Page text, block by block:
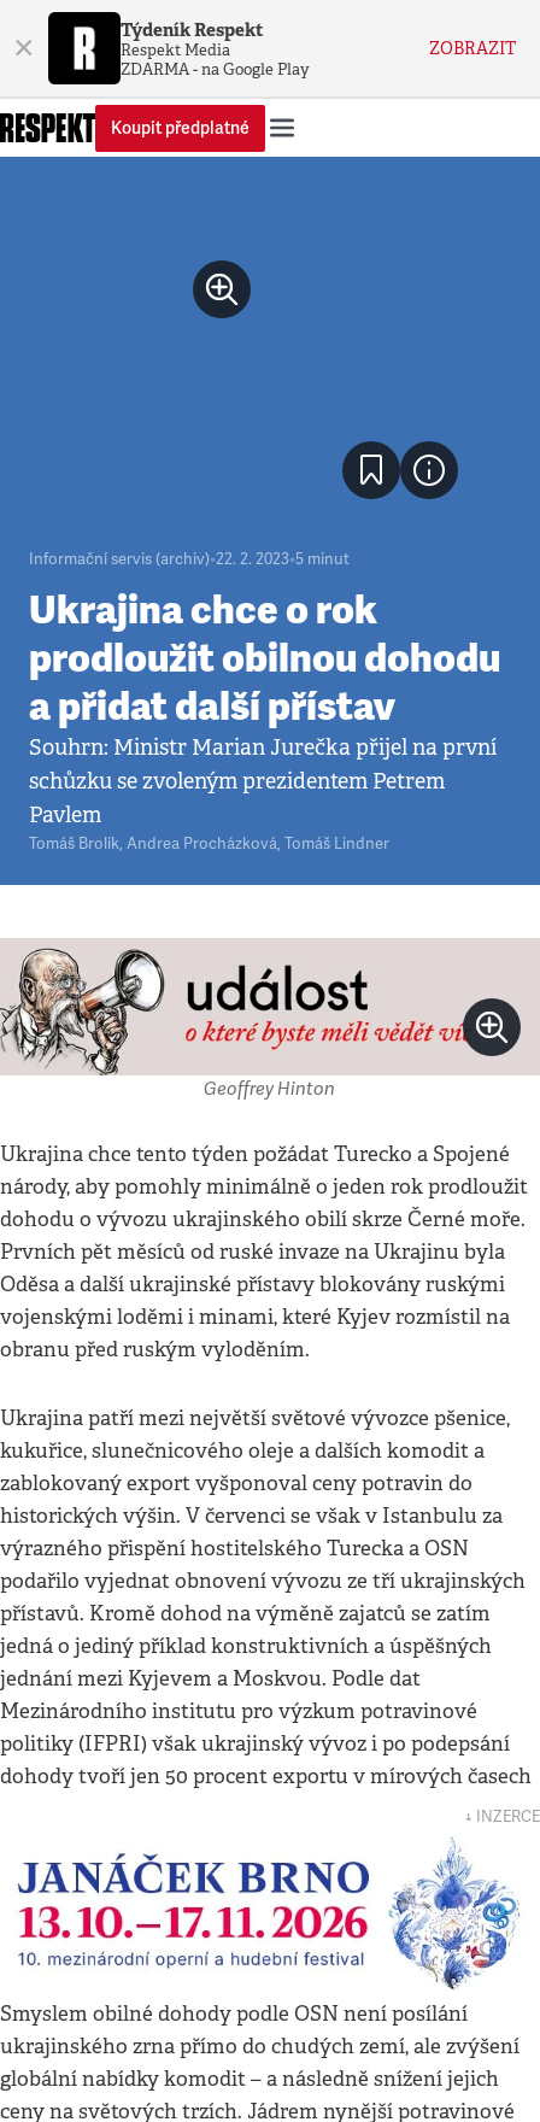
× Týdeník Respekt
Respekt Media
ZDARMA - na Google Play
ZOBRAZIT
Koupit předplatné
Informační servis (archiv)•22. 2. 2023•5 minut
Ukrajina chce o rok
prodloužit obilnou dohodu
a přidat další přístav
Souhrn: Ministr Marian Jurečka přijel na první
schůzku se zvoleným prezidentem Petrem
Pavlem
Tomáš Brolík, Andrea Procházková, Tomáš Lindner
Geoffrey Hinton
Ukrajina chce tento týden požádat Turecko a Spojené
národy, aby pomohly minimálně o jeden rok prodloužit
dohodu o vývozu ukrajinského obilí skrze Černé moře.
Prvních pět měsíců od ruské invaze na Ukrajinu byla
Oděsa a další ukrajinské přístavy blokovány ruskými
vojenskými loděmi i minami, které Kyjev rozmístil na
obranu před ruským vyloděním.
Ukrajina patří mezi největší světové vývozce pšenice,
kukuřice, slunečnicového oleje a dalších komodit a
zablokovaný export vyšponoval ceny potravin do
historických výšin. V červenci se však v Istanbulu za
výrazného přispění hostitelského Turecka a OSN
podařilo vyjednat obnovení vývozu ze tří ukrajinských
přístavů. Kromě dohod na výměně zajatců se zatím
jedná o jediný příklad konstruktivních a úspěšných
jednání mezi Kyjevem a Moskvou. Podle dat
Mezinárodního institutu pro výzkum potravinové
politiky (IFPRI) však ukrajinský vývoz i po podepsání
dohody tvoří jen 50 procent exportu v mírových časech
↓ INZERCE
Smyslem obilné dohody podle OSN není posílání
ukrajinského zrna přímo do chudých zemí, ale zvýšení
globální nabídky komodit – a následně snížení jejich
ceny na světových trzích. Jádrem nynější potravinové